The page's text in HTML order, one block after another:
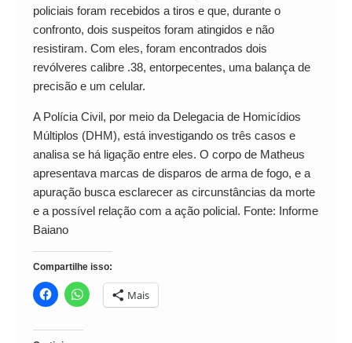
policiais foram recebidos a tiros e que, durante o
confronto, dois suspeitos foram atingidos e não
resistiram. Com eles, foram encontrados dois
revólveres calibre .38, entorpecentes, uma balança de
precisão e um celular.
A Polícia Civil, por meio da Delegacia de Homicídios
Múltiplos (DHM), está investigando os três casos e
analisa se há ligação entre eles. O corpo de Matheus
apresentava marcas de disparos de arma de fogo, e a
apuração busca esclarecer as circunstâncias da morte
e a possível relação com a ação policial. Fonte: Informe
Baiano
Compartilhe isso:
Mais